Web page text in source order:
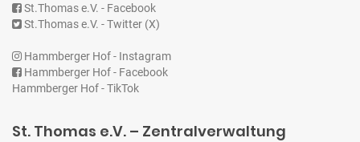
St.Thomas e.V. - Facebook
St.Thomas e.V. - Twitter (X)
Hammberger Hof - Instagram
Hammberger Hof - Facebook
Hammberger Hof - TikTok
St. Thomas e.V. – Zentralverwaltung